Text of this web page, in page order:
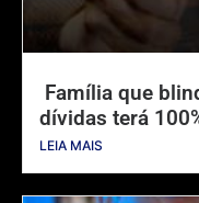
Família que
dívidas terá
LEIA MAIS